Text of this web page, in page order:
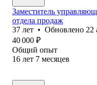
Заместитель
отдела продаж
37 лет • Обновлено 22
40 000 ₽
Общий опыт
16 лет 7 месяцев